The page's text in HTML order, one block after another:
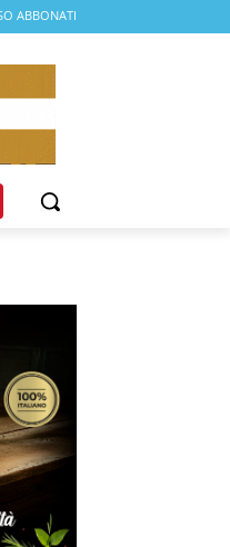
ABBONATI